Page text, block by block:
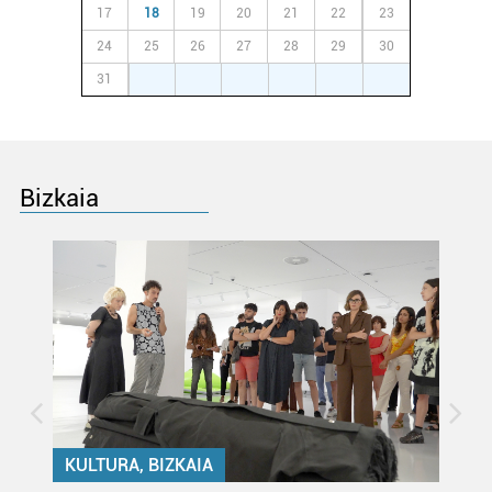
17 18 19 20 21 22 23
24 25 26 27 28 29 30
31
Bizkaia
KULTURA, BIZKAIA